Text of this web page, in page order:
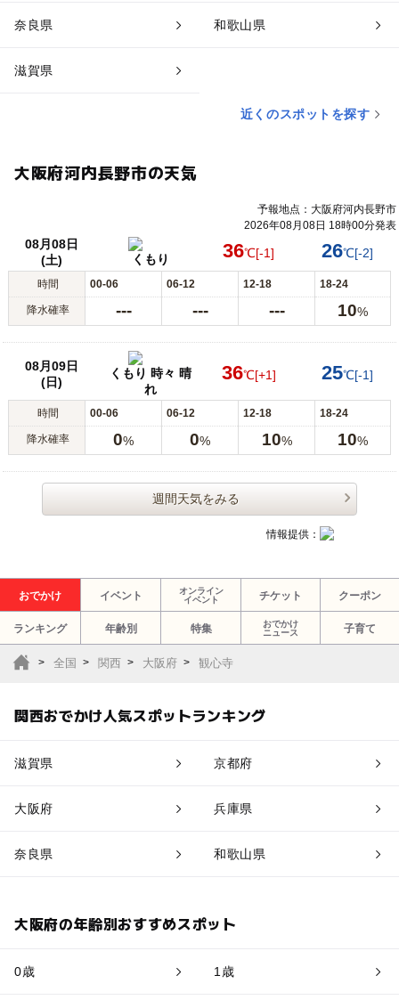
奈良県 和歌山県
滋賀県
近くのスポットを探す
大阪府河内長野市の天気
予報地点：大阪府河内長野市
2026年08月08日 18時00分発表
08月08日
(土)
くもり 36℃[-1] 26℃[-2]
時間 00-06 06-12 12-18 18-24
降水確率 --- --- --- 10%
08月09日
(日)
くもり 時々 晴
れ
36℃[+1] 25℃[-1]
時間 00-06 06-12 12-18 18-24
降水確率 0% 0% 10% 10%
週間天気をみる
情報提供：
おでかけ イベント
オンライン
イベント
チケット クーポン
ランキング 年齢別 特集
おでかけ
ニュース
子育て
全国 関西 大阪府 観心寺
関西おでかけ人気スポットランキング
滋賀県 京都府
大阪府 兵庫県
奈良県 和歌山県
大阪府の年齢別おすすめスポット
0歳 1歳